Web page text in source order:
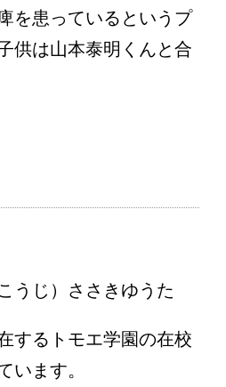
を患っているというプ
供は山本泰明くんと合
うじ）ささきゆうた
するトモエ学園の在校
います。